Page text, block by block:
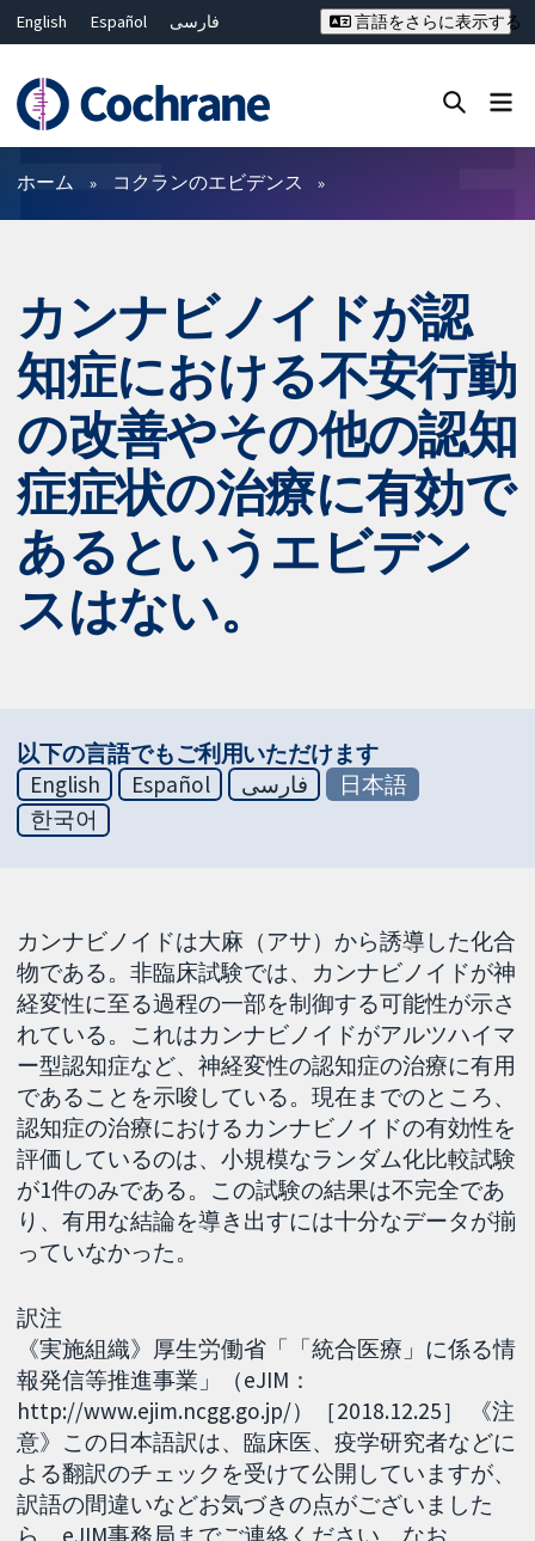
English Español
فارسی
Deutsch
Bahasa Malaysia
ไทย
繁體中文
简体中文
言語をさらに表示する
フィルター
ホーム コクランのエビデンス
カンナビノイドが認
知症における不安行動
の改善やその他の認知
症症状の治療に有効で
あるというエビデン
スはない。
以下の言語でもご利用いただけます
English
Español فارسی
日本語
한국어
カンナビノイドは大麻（アサ）から誘導した化合
物である。非臨床試験では、カンナビノイドが神
経変性に至る過程の一部を制御する可能性が示さ
れている。これはカンナビノイドがアルツハイマ
ー型認知症など、神経変性の認知症の治療に有用
であることを示唆している。現在までのところ、
認知症の治療におけるカンナビノイドの有効性を
評価しているのは、小規模なランダム化比較試験
が1件のみである。この試験の結果は不完全であ
り、有用な結論を導き出すには十分なデータが揃
っていなかった。
訳注
《実施組織》厚生労働省「「統合医療」に係る情
報発信等推進事業」（eJIM：
http://www.ejim.ncgg.go.jp/）［2018.12.25］ 《注
意》この日本語訳は、臨床医、疫学研究者などに
よる翻訳のチェックを受けて公開していますが、
訳語の間違いなどお気づきの点がございました
ら、eJIM事務局までご連絡ください。なお、